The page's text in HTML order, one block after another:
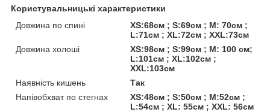
Користувальницькі характеристики
Довжина по спині
XS:68см ; S:69см ; M: 70см ;
L:71см ; XL:72см ; XXL:73см
Довжина холоші
XS:98см ; S:99см ; M: 100 см;
L:101см ; XL:102см ;
XXL:103см
Наявність кишень
Так
Напівобхват по стегнах
XS:48см ; S:50см ; M:52см ;
L:54см ; XL: 55см ; XXL: 56см